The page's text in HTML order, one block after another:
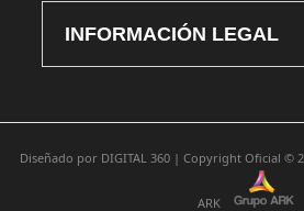
INFORMACIÓN LEGAL
Diseñado por DIGITAL 360 | Copyright Oficial ©
ARK